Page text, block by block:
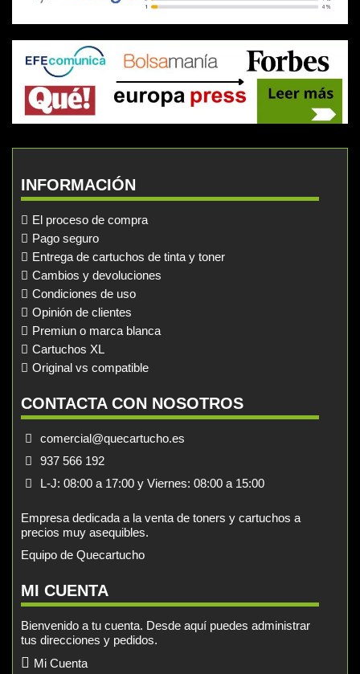
INFORMACIÓN
El proceso de compra
Pago seguro
Entrega de cartuchos de tinta y toner
Cambios y devoluciones
Condiciones de uso
Opinión de clientes
Premiun o marca blanca
Cartuchos XL
Original vs compatible
CONTACTA CON NOSOTROS
comercial@quecartucho.es
937 566 192
L-J: 08:00 a 17:00 y Viernes: 08:00 a 15:00
Empresa dedicada a la venta de toners y cartuchos a
precios muy asequibles.
Equipo de Quecartucho
MI CUENTA
Bienvenido a tu cuenta. Desde aquí puedes administrar
tus direcciones y pedidos.
Mi Cuenta